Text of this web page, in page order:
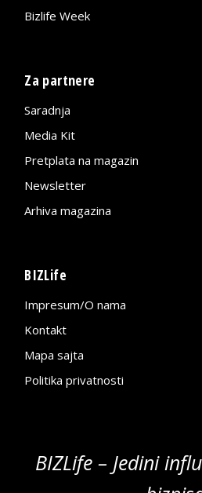
Bizlife Week
Za partnere
Saradnja
Media Kit
Pretplata na magazin
Newsletter
Arhiva magazina
BIZLife
Impresum/O nama
Kontakt
Mapa sajta
Politika privatnosti
BIZLife – Jedini